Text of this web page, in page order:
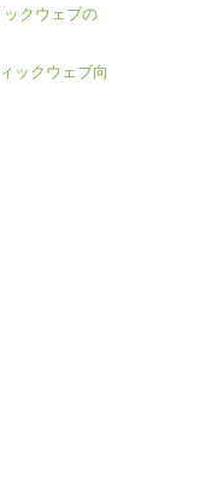
クウェブの
ックウェブ向